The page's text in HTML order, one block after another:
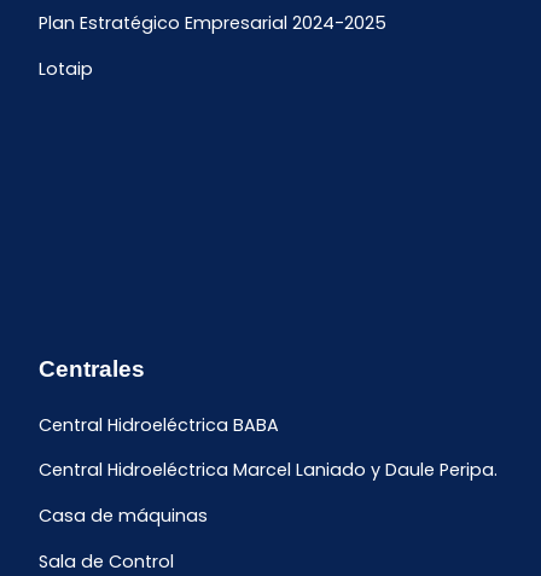
Plan Estratégico Empresarial 2024-2025
Lotaip
Centrales
Central Hidroeléctrica BABA
Central Hidroeléctrica Marcel Laniado y Daule Peripa.
Casa de máquinas
Sala de Control